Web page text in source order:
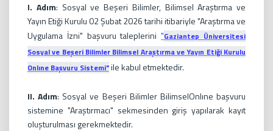
I. Adım: Sosyal ve Beşeri Bilimler, Bilimsel Araştırma ve
Yayın Etiği Kurulu 02 Şubat 2026 tarihi itibariyle "Araştırma ve
Uygulama İzni" başvuru taleplerini"Gaziantep Üniversitesi
Sosyal ve Beşeri Bilimler Bilimsel Araştırma ve Yayın Etiği Kurulu
Onlıne Başvuru Sistemi"ile kabul etmektedir.
II. Adım: Sosyal ve Beşeri Bilimler BilimselOnlıne başvuru
sistemine "Araştırmacı" sekmesinden giriş yapılarak kayıt
oluşturulması gerekmektedir.